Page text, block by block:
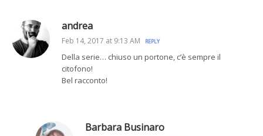
andrea
Feb 14, 2017 at 9:13 AM REPLY
Della serie… chiuso un portone, c’è sempre il
citofono!
Bel racconto!
Barbara Businaro